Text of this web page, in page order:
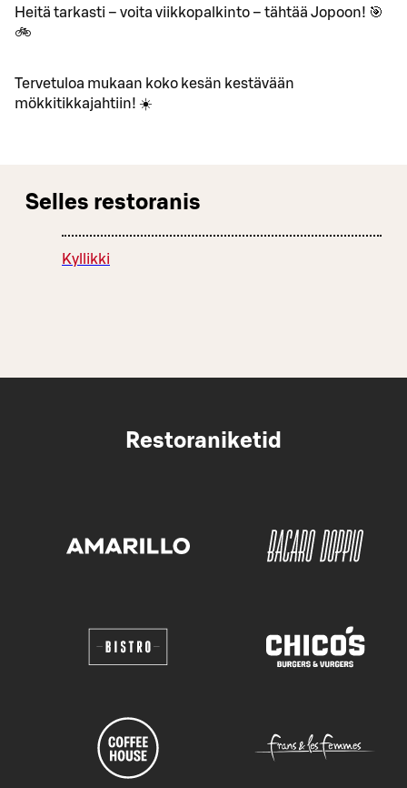
Heitä tarkasti – voita viikkopalkinto – tähtää Jopoon! 🎯
🚲
Tervetuloa mukaan koko kesän kestävään
mökkitikkajahtiin! ☀️
Selles restoranis
Kyllikki
Restoraniketid